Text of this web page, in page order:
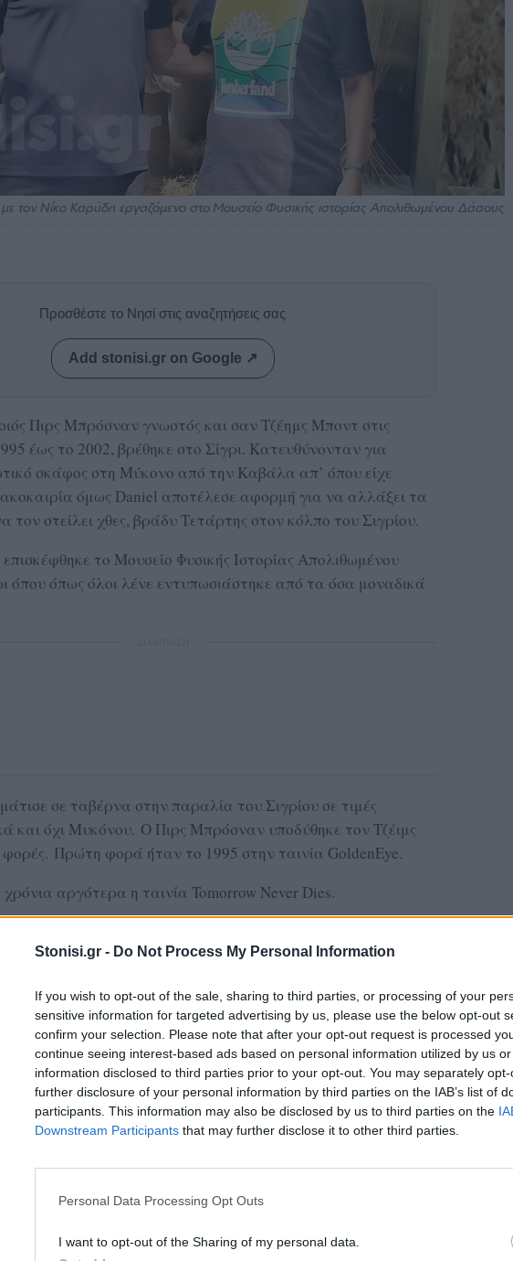
Stonisi.gr - Do Not Process My Personal Information
If you wish to opt-out of the sale, sharing to third parties, or processing of your
sensitive information for targeted advertising by us, please use the below opt-out
confirm your selection. Please note that after your opt-out request is processed
continue seeing interest-based ads based on personal information utilized by us
information disclosed to third parties prior to your opt-out. You may separately
further disclosure of your personal information by third parties on the IAB’s list of
participants. This information may also be disclosed by us to third parties on the
Downstream Participants that may further disclose it to other third parties.
Personal Data Processing Opt Outs
I want to opt-out of the Sharing of my personal data.
τον Νίκο Καρύδη εργαζόμενο στο Μουσείο Φυσικής ιστορίας Απολιθωμένου Δάσους
Προσθέστε το Νησί στις αναζητήσεις σας
Add stonisi.gr on Google ↗
Πιρς Μπρόσναν γνωστός και σαν Τζέημς Μποντ στις
έως το 2002, βρέθηκε στο Σίγρι. Κατευθύνονταν για
σκάφος στη Μύκονο από την Καβάλα απ’ όπου είχε
όμως Daniel αποτέλεσε αφορμή για να αλλάξει τα
τον στείλει χθες, βράδυ Τετάρτης στον κόλπο του Σιγρίου.
το Μουσείο Φυσικής Ιστορίας Απολιθωμένου
όπου όπως όλοι λένε εντυπωσιάστηκε από τα όσα μοναδικά
σε ταβέρνα στην παραλία του Σιγρίου σε τιμές
και όχι Μυκόνου. Ο Πιρς Μπρόσναν υποδύθηκε τον Τζέιμς
Πρώτη φορά ήταν το 1995 στην ταινία GoldenEye.
αργότερα η ταινία Tomorrow Never Dies.